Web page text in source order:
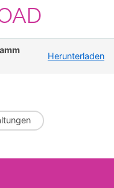
Herunterladen